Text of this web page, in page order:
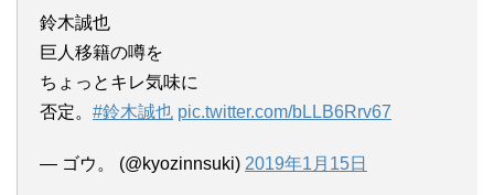
鈴木誠也
巨人移籍の噂を
ちょっとキレ気味に
否定。 #鈴木誠也 pic.twitter.com/bLLB6Rrv67
— ゴウ。 (@kyozinnsuki) 2019年1月15日